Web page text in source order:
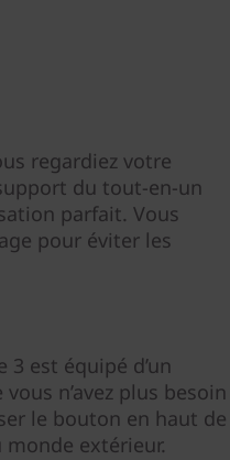
regardiez votre
du tout-en-un
parfait. Vous
pour éviter les
3 est équipé d’un
n’avez plus besoin
le bouton en haut de
extérieur.